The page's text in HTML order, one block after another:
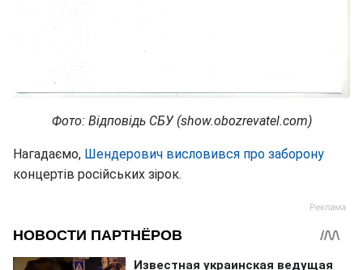
Фото: Відповідь СБУ (show.obozrevatel.com)
Нагадаємо, Шендерович висловився про заборону
концертів російських зірок.